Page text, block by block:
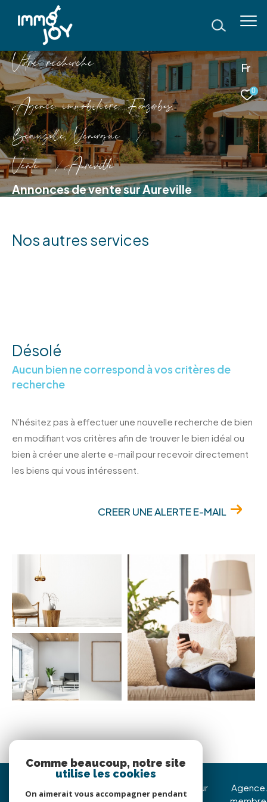
Fr
0
Vore recece
Agence immobilière Fonsorbes,
Beauzelle, Venerque
Vente
Aureville
Annonces de vente sur Aureville
Nos autres services
Désolé
Aucun bien ne correspond à vos critères de
recherche
N'hésitez pas à effectuer une nouvelle recherche de bien
en modifiant vos critères afin de trouver le bien idéal ou
bien à créer une alerte e-mail pour recevoir directement
les biens qui vous intéressent.
CREER UNE ALERTE E-MAIL
Nous suivre sur
Agence
Comme beaucoup, notre site
utilise les cookies
On aimerait vous accompagner pendant